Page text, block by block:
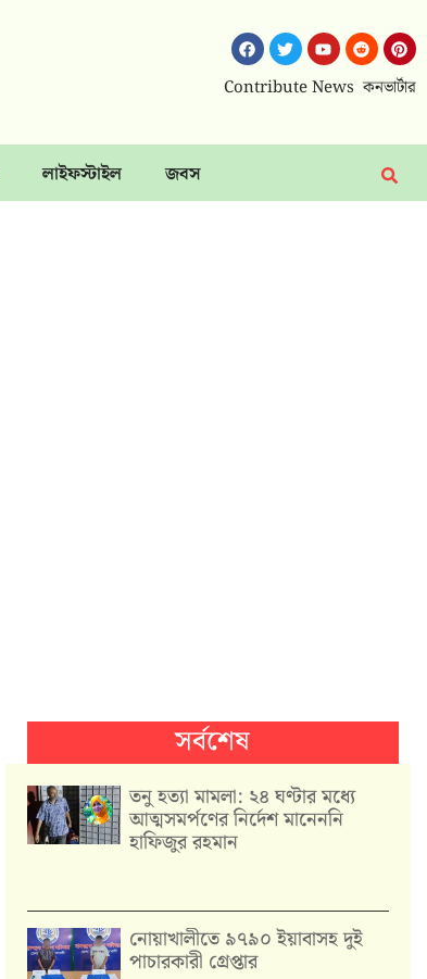
Contribute News কনভার্টার
লাইফস্টাইল জবস
সর্বশেষ
তনু হত্যা মামলা: ২৪ ঘণ্টার মধ্যে
আত্মসমর্পণের নির্দেশ মানেননি
হাফিজুর রহমান
নোয়াখালীতে ৯৭৯০ ইয়াবাসহ দুই
পাচারকারী গ্রেপ্তার